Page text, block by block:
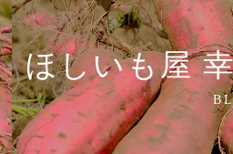
ほしいも屋